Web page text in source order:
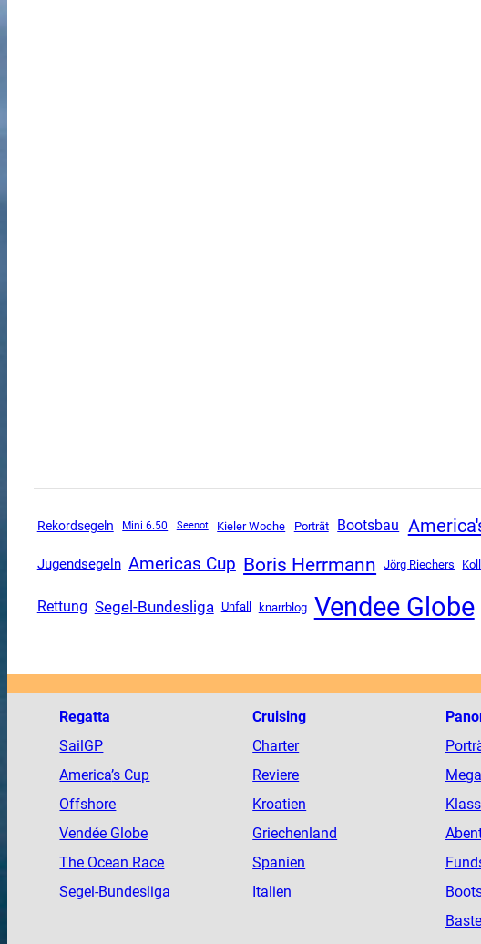
Rekordsegeln Mini 6.50 Seenot Kieler Woche Porträt Bootsbau
Jugendsegeln Americas Cup Boris Herrmann Jörg Riechers
Rettung Segel-Bundesliga Unfall knarrblog Vendee Globe
Regatta
SailGP
America’s Cup
Offshore
Vendée Globe
The Ocean Race
Segel-Bundesliga
Cruising
Charter
Reviere
Kroatien
Griechenland
Spanien
Italien